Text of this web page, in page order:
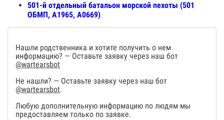
501-й отдельный батальон морской пехоты (501
ОБМП, А1965, А0669)
Нашли родственника и хотите получить о нем
информацию? — Оставьте заявку через наш бот
@wartearsbot
Не нашли? — Оставьте заявку через наш бот
@wartearsbot.
Любую дополнительную информацию по людям мы
предоставляем только по заявке.